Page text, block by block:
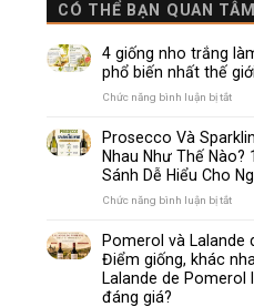
CÓ THỂ BẠN QUAN TÂM
4 giống nho trắng
phổ biến nhất thế giới
Chức năng bình luận bị tắtở
giống
nho
trắng
làm
biến
nhất
thế
Prosecco Và
Nhau Như Thế Nào?
Sánh Dễ Hiểu Cho
Chức năng bình luận bị tắtở
Và
Khác
Pomerol và Lalande
Điểm giống, khác
Lalande de Pomerol
đáng giá?